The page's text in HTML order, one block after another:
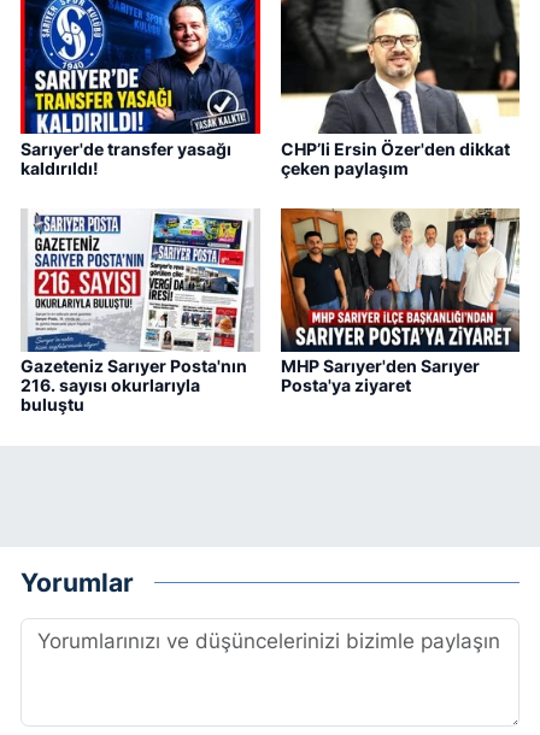
Sarıyer'de transfer yasağı
kaldırıldı!
CHP’li Ersin Özer'den dikkat
çeken paylaşım
Gazeteniz Sarıyer Posta'nın
216. sayısı okurlarıyla
buluştu
MHP Sarıyer'den Sarıyer
Posta'ya ziyaret
Yorumlar